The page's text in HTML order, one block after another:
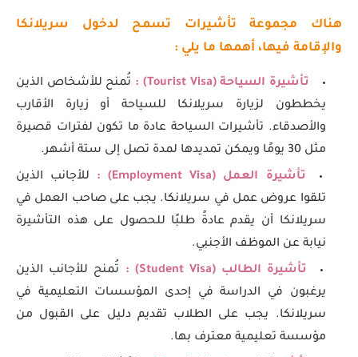
هناك مجموعة تأشيرات تسمح لدخول سريلانكا
والإقامة فيها، أهمها ما يلي :
تأشيرة السياحة (Tourist Visa) :
تُمنح للأشخاص الذين
يخططون لزيارة سريلانكا للسياحة أو زيارة الأقارب
والأصدقاء. تأشيرات السياحة عادة ما تكون لفترات قصيرة
مثل 30 يومًا ويمكن تمديدها لمدة تصل إلى ستة أشهر.
تأشيرة العمل (Employment Visa) :
للأجانب الذين
تلقوا عروض عمل في سريلانكا. يجب على صاحب العمل في
سريلانكا أن يقدم عادةً طلبًا للحصول على هذه التأشيرة
نيابة عن الموظف الأجنبي.
تأشيرة الطالب (Student Visa) :
تُمنح للأجانب الذين
يرغبون في الدراسة في إحدى المؤسسات التعليمية في
سريلانكا. يجب على الطلاب تقديم دليل على القبول من
مؤسسة تعليمية معترف بها.